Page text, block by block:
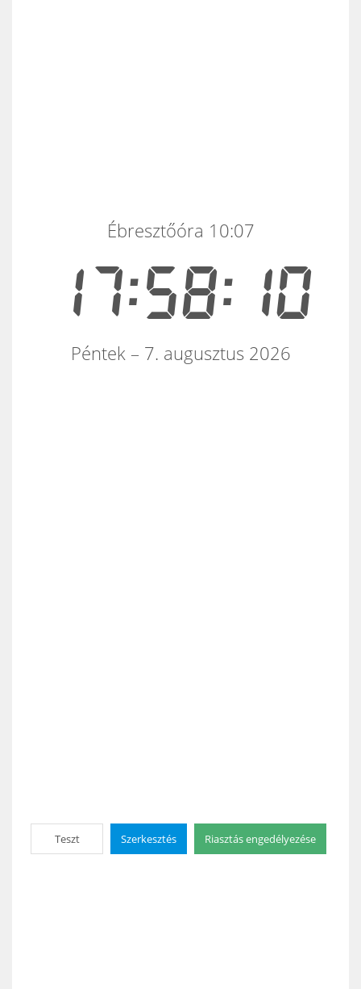
17:58:10
Ébresztőóra 10:07
Péntek – 7. augusztus 2026
Teszt Szerkesztés Riasztás engedélyezése